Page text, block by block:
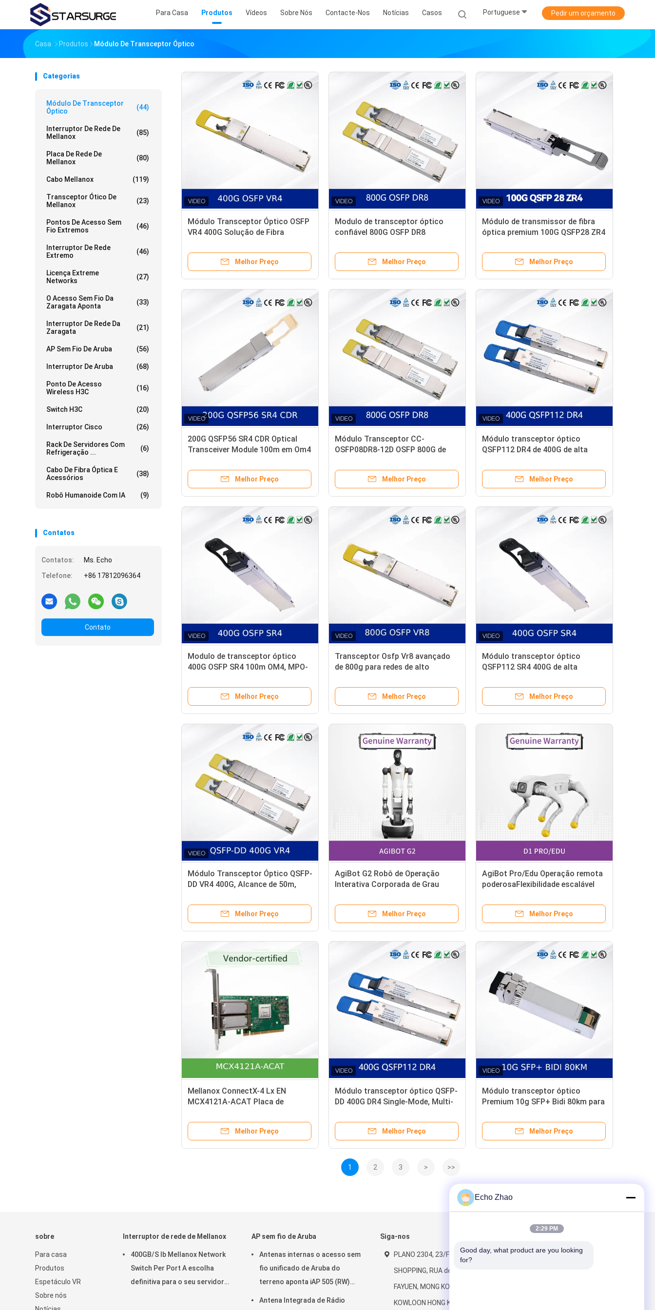
Para Casa Produtos Vídeos Sobre Nós Contacte-Nos Notícias Casos Portuguese Pedir um orçamento
Casa Produtos Módulo De Transceptor Óptico
Categorias
Módulo De Transceptor
Óptico
(44)
Interruptor De Rede De
Mellanox
(85)
Placa De Rede De
Mellanox
(80)
Cabo Mellanox (119)
Transceptor Ótico De
Mellanox
(23)
Pontos De Acesso Sem
Fio Extremos
(46)
Interruptor De Rede
Extremo
(46)
Licença Extreme
Networks
(27)
O Acesso Sem Fio Da
Zaragata Aponta
(33)
Interruptor De Rede Da
Zaragata
(21)
AP Sem Fio De Aruba (56)
Interruptor De Aruba (68)
Ponto De Acesso
Wireless H3C
(16)
Switch H3C (20)
Interruptor Cisco (26)
Rack De Servidores Com
Refrigeração ...
(6)
Cabo De Fibra Óptica E
Acessórios
(38)
Robô Humanoide Com IA (9)
Contatos
Contatos:
Ms. Echo
Telefone:
+86 17812096364
Contato
Módulo Transceptor Óptico OSFP
VR4 400G Solução de Fibra
Melhor Preço
Modulo de transceptor óptico
confiável 800G OSFP DR8
dados de alto desempenho
Melhor Preço
Módulo de transmissor de fibra
óptica premium 100G QSFP28 ZR4
Melhor Preço
200G QSFP56 SR4 CDR Optical
Transceiver Module 100m em Om4
Performance Computing
Interconnect para Data Centers
Melhor Preço
Módulo Transceptor CC-
OSFP08DR8-12D OSFP 800G de
Center
Melhor Preço
Módulo transceptor óptico
QSFP112 DR4 de 400G de alta
Grande quantidade de produtos à
pronta entregaMelhor Preço
Modulo de transceptor óptico
400G OSFP SR4 100m OM4, MPO-
centro de dados
Melhor Preço
Transceptor Osfp Vr8 avançado
de 800g para redes de alto
Melhor Preço
Módulo transceptor óptico
QSFP112 SR4 400G de alta
100m MMF
Melhor Preço
Módulo Transceptor Óptico QSFP-
DD VR4 400G, Alcance de 50m,
Melhor Preço
AgiBot G2 Robô de Operação
Interativa Corporada de Grau
Melhor Preço
AgiBot Pro/Edu Operação remota
poderosaFlexibilidade escalável
Melhor Preço
Mellanox ConnectX-4 Lx EN
MCX4121A-ACAT Placa de
SFP28 com Suporte RDMA e RoCE
Melhor Preço
Módulo transceptor óptico QSFP-
DD 400G DR4 Single-Mode, Multi-
desempenho
Melhor Preço
Módulo transceptor óptico
Premium 10g SFP+ Bidi 80km para
Melhor Preço
1 2 3 > >>
sobre
Para casa
Produtos
Espetáculo VR
Sobre nós
Interruptor de rede de Mellanox
400GB/S Ib Mellanox Network
Switch Per Port A escolha
definitiva para o seu servidor
AP sem fio de Aruba
Antenas internas o acesso sem
fio unificado de Aruba do
terreno aponta iAP 505 (RW)
Antena Integrada de Rádio
Siga-nos
PLANO 2304, 23/F HO REI,
SHOPPING, RUA de 2-16
FAYUEN, MONG KOK
KOWLOON HONG KONG
Echo Zhao
2:29 PM
Good day, what product are you looking
for?